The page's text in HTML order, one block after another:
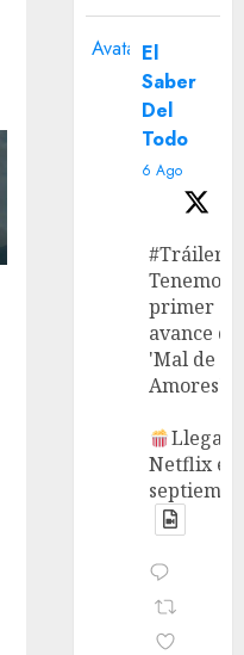
Avatar El
Saber
Del
Todo
6 Ago
#Tráiler
Tenemos
primer
avance de
'Mal de
Amores'.
Llega a
Netflix en